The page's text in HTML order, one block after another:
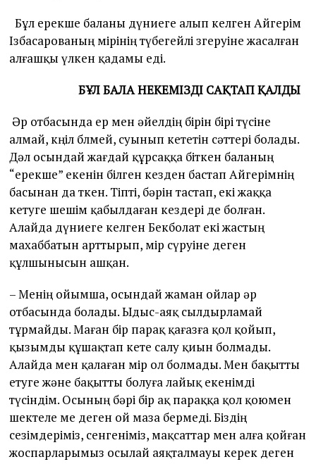
Бұл ерекше баланы дүниеге алып келген Айгерім
Ізбасарованың өмірінің түбегейлі өзгеруіне жасалған
алғашқы үлкен қадамы еді.
БҰЛ БАЛА НЕКЕМІЗДІ САҚТАП ҚАЛДЫ
Әр отбасында ер мен әйелдің бірін бірі түсіне
алмай, көңіл бөлмей, суынып кететін сәттері болады.
Дәл осындай жағдай құрсаққа біткен баланың
“ерекше” екенін білген кезден бастап Айгерімнің
басынан да өткен. Тіпті, бәрін тастап, екі жаққа
кетуге шешім қабылдаған кездері де болған.
Алайда дүниеге келген Бекболат екі жастың
махаббатын арттырып, өмір сүруіне деген
құлшынысын ашқан.
– Менің ойымша, осындай жаман ойлар әр
отбасында болады. Ыдыс-аяқ сылдырламай
тұрмайды. Маған бір парақ қағазға қол қойып,
қызымды құшақтап кете салу қиын болмады.
Алайда мен қалаған өмір ол болмады. Мен бақытты
етуге және бақытты болуға лайық екенімді
түсіндім. Осының бәрі бір ақ параққа қол қоюмен
шектеле ме деген ой маза бермеді. Біздің
сезімдеріміз, сенгеніміз, мақсаттар мен алға қойған
жоспарларымыз осылай аяқталмауы керек деген